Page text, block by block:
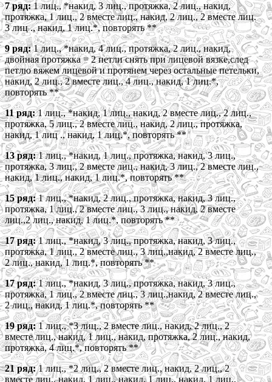
7 ряд:1 лиц., *накид, 3 лиц., протяжка, 2 лиц., накид,
протяжка, 1 лиц., 2 вместе лиц., накид, 2 лиц., 2 вместе лиц.
3 лиц ., накид, 1 лиц.*, повторять **
9 ряд:1 лиц., *накид, 4 лиц., протяжка, 2 лиц., накид,
двойная протяжка = 2 петли снять при лицевой вязке,след
петлю вяжем лицевой и протянем через остальные петельки,
накид, 2 лиц., 2 вместе лиц., 4 лиц., накид, 1 лиц.*,
повторять **
11 ряд:1 лиц., *накид, 1 лиц., накид, 2 вместе лиц., 2 лиц.,
протяжка, 5 лиц., 2 вместе лиц., накид, 2 лиц., протяжка,
накид, 1 лиц ., накид, 1 лиц.*, повторять **
13 ряд:1 лиц., *накид, 1 лиц., протяжка, накид, 3 лиц.,
протяжка, 3 лиц., 2 вместе лиц., накид, 3 лиц., 2 вместе лиц.,
накид, 1 лиц., накид, 1 лиц.*, повторять **
15 ряд:1 лиц., *накид, 2 лиц., протяжка, накид, 3 лиц.,
протяжка, 1 лиц., 2 вместе лиц., 3 лиц., накид, 2 вместе
лиц.,2 лиц., накид, 1 лиц.*, повторять **
17 ряд:1 лиц., *накид, 3 лиц., протяжка, накид, 3 лиц.,
протяжка, 1 лиц., 2 вместе лиц., 3 лиц.,накид, 2 вместе лиц.,
2 лиц., накид, 1 лиц.*, повторять **
17 ряд:1 лиц., *накид, 3 лиц., протяжка, накид, 3 лиц.,
протяжка, 1 лиц., 2 вместе лиц., 3 лиц.,накид, 2 вместе лиц.,
2 лиц., накид, 1 лиц.*, повторять **
19 ряд:1 лиц., *3 лиц., 2 вместе лиц., накид, 2 лиц., 2
вместе лиц., накид, 1 лиц., накид, протяжка, 2 лиц., накид,
протяжка, 4 лиц.*, повторять **
21 ряд:1 лиц., *2 лиц., 2 вместе лиц., накид, 2 лиц., 2
вместе лиц., накид, 1 лиц., накид, 1 лиц., накид, 1 лиц.,